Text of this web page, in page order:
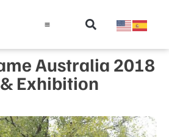
Australia 2018
Exhibition